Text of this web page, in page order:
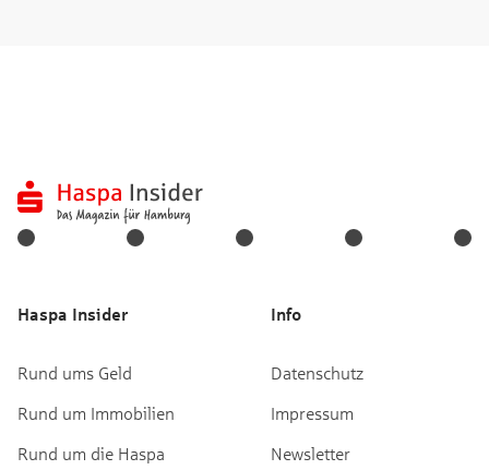
Haspa Insider
Rund ums Geld
Rund um Immobilien
Rund um die Haspa
Info
Datenschutz
Impressum
Newsletter